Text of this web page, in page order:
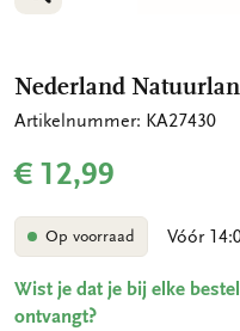
VERGROOT AFBEELDING
Nederland
Artikelnummer: KA27430
€ 12,99
Op voorraad Vóór
Wist je dat je bij elke
ontvangt?